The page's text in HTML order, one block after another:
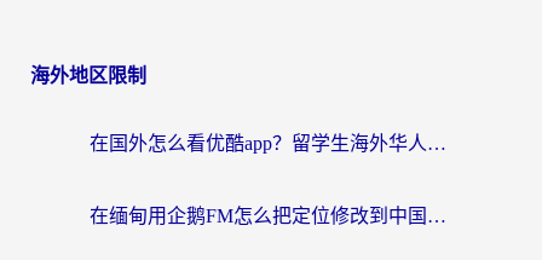
海外地区限制
在国外怎么看优酷app？留学生海外华人必看的无限制追剧指南
在缅甸用企鹅FM怎么把定位修改到中国国内？海外党解决地域限制的实用指南